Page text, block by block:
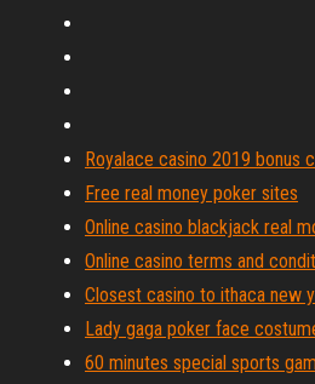
Royalace casino 2019 bonus
Free real money poker sites
Online casino blackjack real
Online casino terms and
Closest casino to ithaca new
Lady gaga poker face
60 minutes special sports